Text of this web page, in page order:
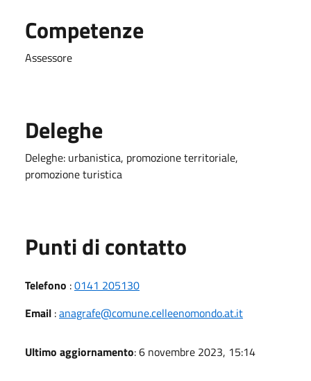
Competenze
Assessore
Deleghe
Deleghe: urbanistica, promozione territoriale,
promozione turistica
Punti di contatto
Telefono :0141 205130
Email :anagrafe@comune.celleenomondo.at.it
Ultimo aggiornamento: 6 novembre 2023, 15:14